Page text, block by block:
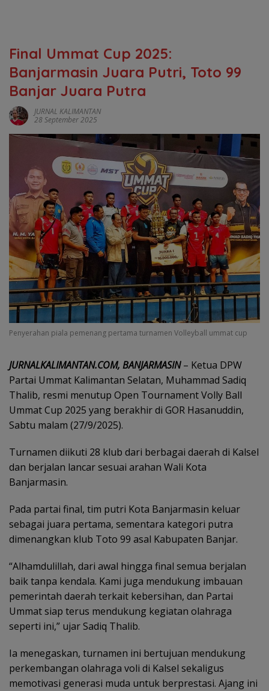
Final Ummat Cup 2025:
Banjarmasin Juara Putri, Toto 99
Banjar Juara Putra
JURNAL KALIMANTAN
28 September 2025
Penyerahan piala pemenang pertama turnamen Volleyball ummat cup
JURNALKALIMANTAN.COM, BANJARMASIN– Ketua DPW
Partai Ummat Kalimantan Selatan, Muhammad Sadiq
Thalib, resmi menutup Open Tournament Volly Ball
Ummat Cup 2025 yang berakhir di GOR Hasanuddin,
Sabtu malam (27/9/2025).
Turnamen diikuti 28 klub dari berbagai daerah di Kalsel
dan berjalan lancar sesuai arahan Wali Kota
Banjarmasin.
Pada partai final, tim putri Kota Banjarmasin keluar
sebagai juara pertama, sementara kategori putra
dimenangkan klub Toto 99 asal Kabupaten Banjar.
“Alhamdulillah, dari awal hingga final semua berjalan
baik tanpa kendala. Kami juga mendukung imbauan
pemerintah daerah terkait kebersihan, dan Partai
Ummat siap terus mendukung kegiatan olahraga
seperti ini,” ujar Sadiq Thalib.
Ia menegaskan, turnamen ini bertujuan mendukung
perkembangan olahraga voli di Kalsel sekaligus
memotivasi generasi muda untuk berprestasi. Ajang ini